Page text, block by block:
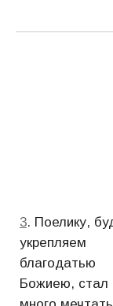
3. Поелику,
укрепляем
благодатью
Божиею, стал